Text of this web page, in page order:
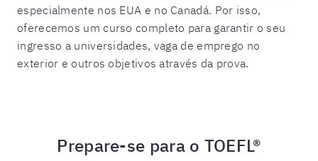
especialmente nos EUA e no Canadá. Por isso,
oferecemos um curso completo para garantir o seu
ingresso a universidades, vaga de emprego no
exterior e outros objetivos através da prova.
Prepare-se para o TOEFL®